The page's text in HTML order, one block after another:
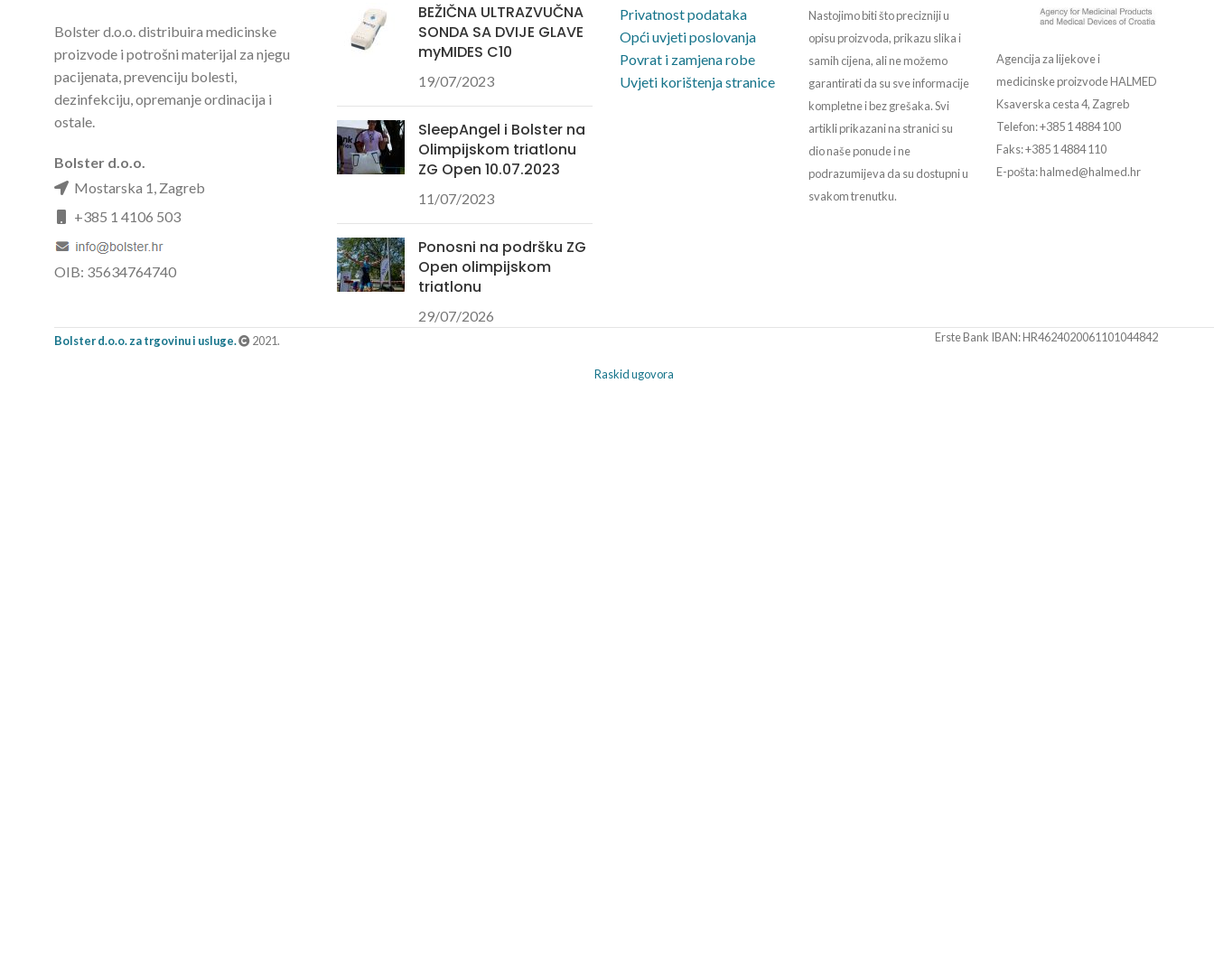
Bolster d.o.o. distribuira medicinske
proizvode i potrošni materijal za njegu
pacijenata, prevenciju bolesti,
dezinfekciju, opremanje ordinacija i
ostale.
Bolster d.o.o.
Mostarska 1, Zagreb
+385 1 4106 503
OIB: 35634764740
BEŽIČNA ULTRAZVUČNA
SONDA SA DVIJE GLAVE
myMIDES C10
19/07/2023
SleepAngel i Bolster na
Olimpijskom triatlonu
ZG Open 10.07.2023
11/07/2023
Ponosni na podršku ZG
Open olimpijskom
triatlonu
29/07/2026
Privatnost podataka
Opći uvjeti poslovanja
Povrat i zamjena robe
Uvjeti korištenja stranice
Nastojimo biti što precizniji u
opisu proizvoda, prikazu slika i
samih cijena, ali ne možemo
garantirati da su sve informacije
kompletne i bez grešaka. Svi
artikli prikazani na stranici su
dio naše ponude i ne
podrazumijeva da su dostupni u
svakom trenutku.
Agencija za lijekove i
medicinske proizvode HALMED
Ksaverska cesta 4, Zagreb
Telefon: +385 1 4884 100
Faks: +385 1 4884 110
E-pošta: halmed@halmed.hr
Bolster d.o.o. za trgovinu i usluge. 2021. Erste Bank IBAN: HR4624020061101044842
Raskid ugovora